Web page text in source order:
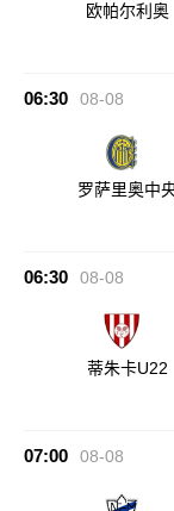
欧帕尔利奥
06:30 08-08
罗萨里奥中
06:30 08-08
蒂朱卡U22
07:00 08-08